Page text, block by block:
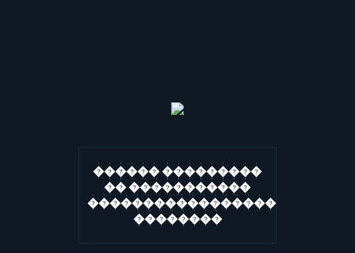
������ ���������
�� �����������
�����������������
��������